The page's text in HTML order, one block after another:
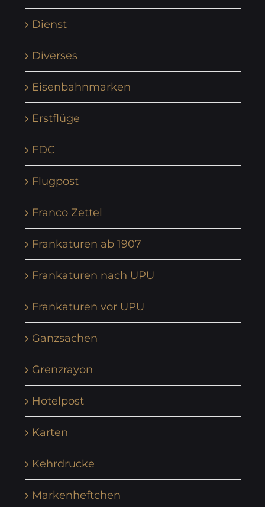
Dienst
Diverses
Eisenbahnmarken
Erstflüge
FDC
Flugpost
Franco Zettel
Frankaturen ab 1907
Frankaturen nach UPU
Frankaturen vor UPU
Ganzsachen
Grenzrayon
Hotelpost
Karten
Kehrdrucke
Markenheftchen